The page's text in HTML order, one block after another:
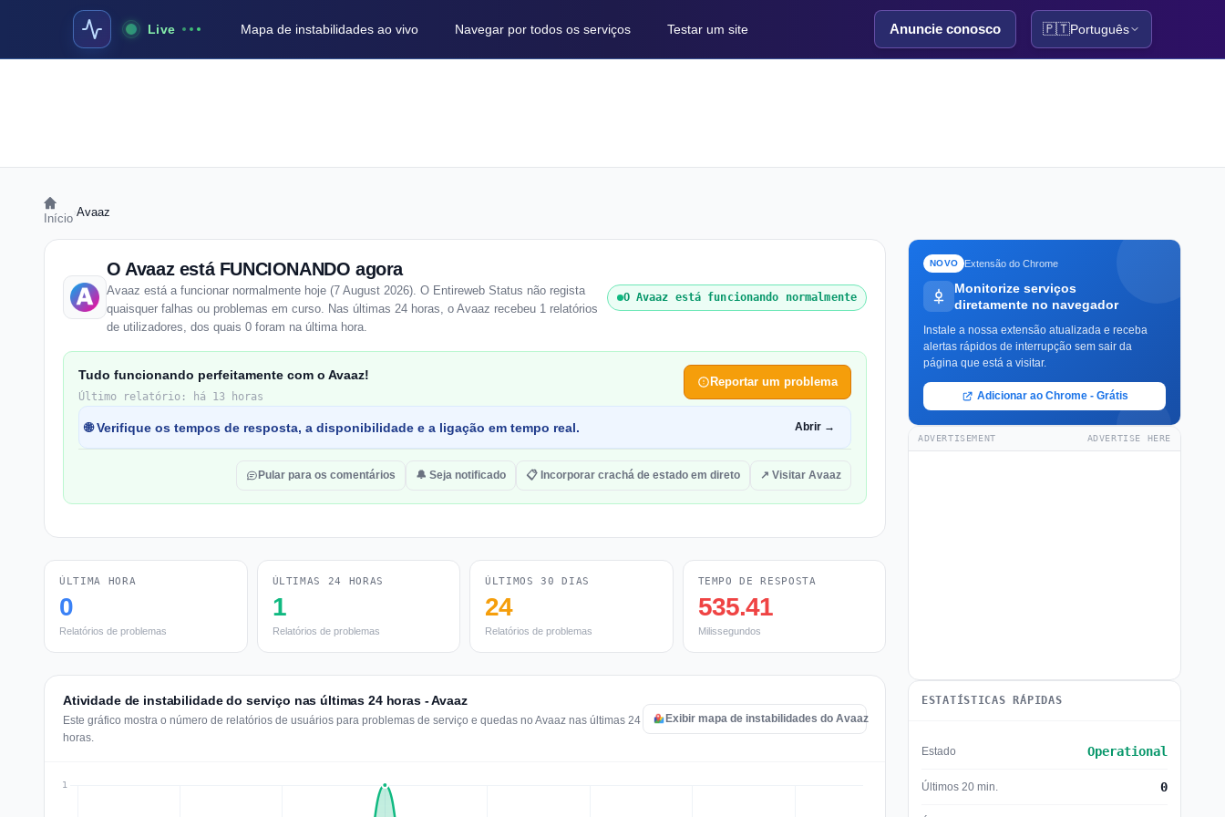
Live Mapa de instabilidades ao vivo Navegar por todos os serviços Testar um site Anuncie conosco 🇵🇹Português
Início Avaaz
O Avaaz está FUNCIONANDO agora
Avaaz está a funcionar normalmente hoje (7 August 2026). O Entireweb Status não regista
quaisquer falhas ou problemas em curso. Nas últimas 24 horas, o Avaaz recebeu 1 relatórios
de utilizadores, dos quais 0 foram na última hora.
O Avaaz está funcionando normalmente
Tudo funcionando perfeitamente com o Avaaz!
Último relatório: há 13 horas
Reportar um problema
🌐 Verifique os tempos de resposta, a disponibilidade e a ligação em tempo real. Abrir →
Pular para os comentários 🔔 Seja notificado 📋 Incorporar crachá de estado em direto ↗ Visitar Avaaz
ÚLTIMA HORA
0
Relatórios de problemas
ÚLTIMAS 24 HORAS
1
Relatórios de problemas
ÚLTIMOS 30 DIAS
24
Relatórios de problemas
TEMPO DE RESPOSTA
535.41
Milissegundos
Atividade de instabilidade do serviço nas últimas 24 horas - Avaaz
Este gráfico mostra o número de relatórios de usuários para problemas de serviço e quedas no Avaaz nas últimas 24
horas.
Exibir mapa de instabilidades do Avaaz
NOVO Extensão do Chrome
Monitorize serviços
diretamente no navegador
Instale a nossa extensão atualizada e receba
alertas rápidos de interrupção sem sair da
página que está a visitar.
Adicionar ao Chrome - Grátis
ADVERTISEMENT ADVERTISE HERE
ESTATÍSTICAS RÁPIDAS
Estado Operational
Últimos 20 min. 0